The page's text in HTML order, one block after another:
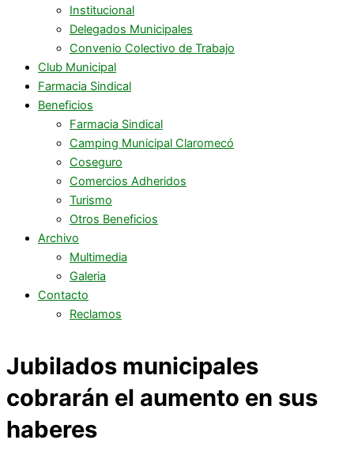
Institucional
Delegados Municipales
Convenio Colectivo de Trabajo
Club Municipal
Farmacia Sindical
Beneficios
Farmacia Sindical
Camping Municipal Claromecó
Coseguro
Comercios Adheridos
Turismo
Otros Beneficios
Archivo
Multimedia
Galeria
Contacto
Reclamos
Jubilados municipales
cobrarán el aumento en sus
haberes